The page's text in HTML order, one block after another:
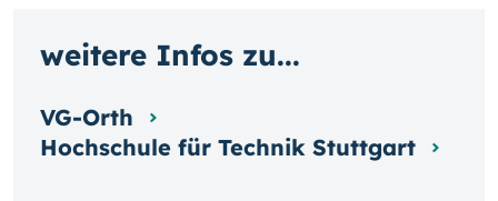
weitere Infos zu...
VG-Orth
Hochschule für Technik Stuttgart